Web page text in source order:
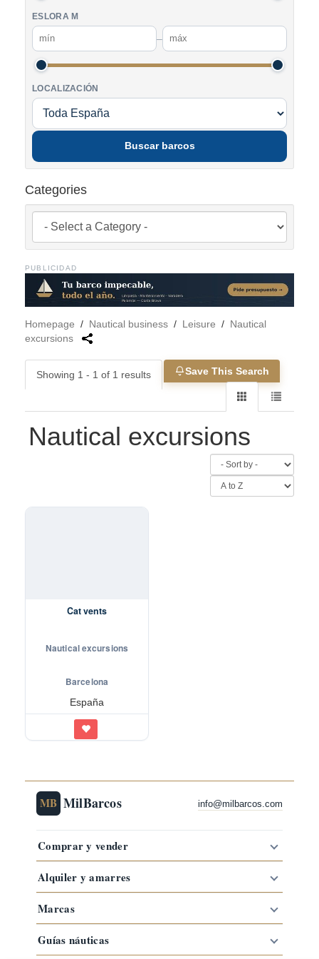
ESLORA M
–
LOCALIZACIÓN
Buscar barcos
Categories
PUBLICIDAD
Homepage / Nautical business / Leisure / Nautical
excursions
Showing 1 - 1 of 1 results Save This Search
Nautical excursions
Cat vents
Nautical excursions
Barcelona
España
MB MilBarcos info@milbarcos.com
Comprar y vender
Alquiler y amarres
Marcas
Guías náuticas